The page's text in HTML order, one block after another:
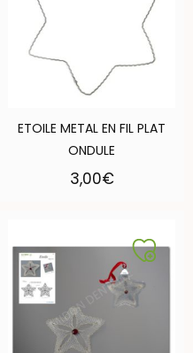
ETOILE METAL EN FIL PLAT
ONDULE
3,00€